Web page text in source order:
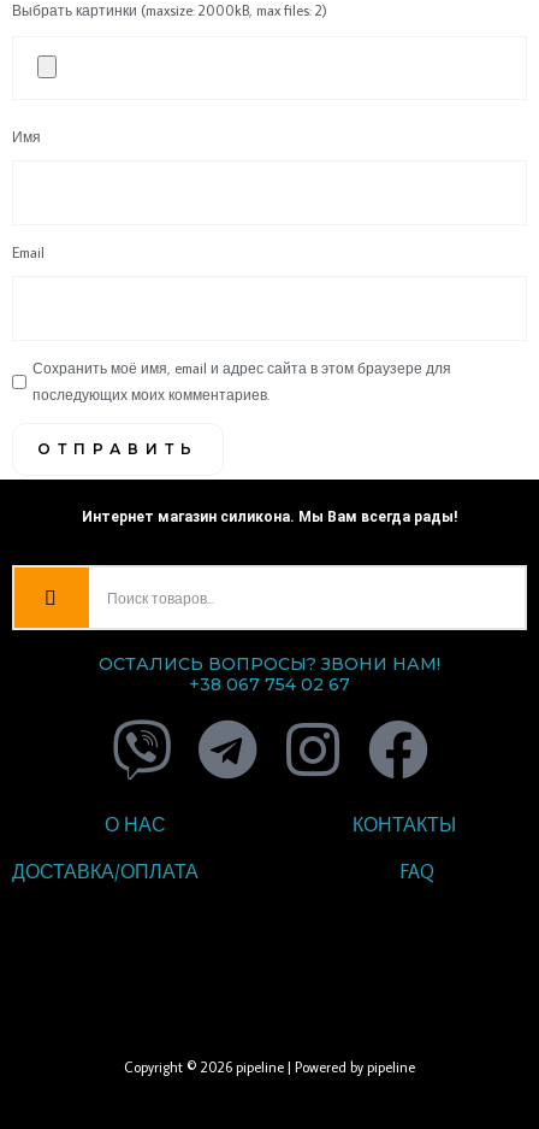
Выбрать картинки (maxsize: 2000kB, max files: 2)
Имя
Email
Сохранить моё имя, email и адрес сайта в этом браузере для
последующих моих комментариев.
Интернет магазин силикона. Мы Вам всегда рады!
ОСТАЛИСЬ ВОПРОСЫ? ЗВОНИ НАМ!
+38 067 754 02 67
V
i
b
T
e
a
I
n
r
F
a
c
o
О НАС
КОНТАКТЫ
ДОСТАВКА/ОПЛАТА
FAQ
Copyright © 2026 pipeline | Powered by pipeline